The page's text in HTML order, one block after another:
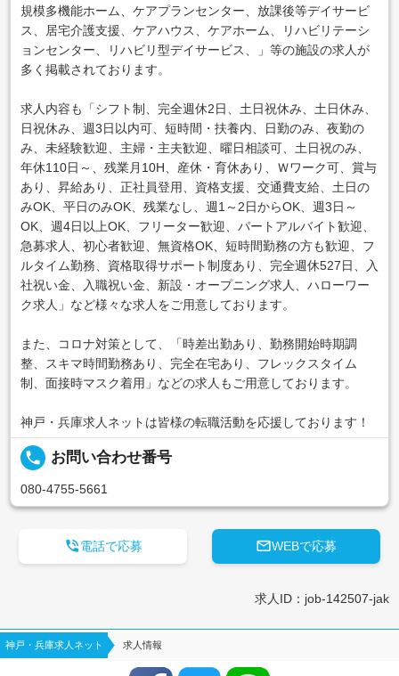
規模多機能ホーム、ケアプランセンター、放課後等デイサービ
ス、居宅介護支援、ケアハウス、ケアホーム、リハビリテーシ
ョンセンター、リハビリ型デイサービス、」等の施設の求人が
多く掲載されております。
求人内容も「シフト制、完全週休2日、土日祝休み、土日休み、
日祝休み、週3日以内可、短時間・扶養内、日勤のみ、夜勤の
み、未経験歓迎、主婦・主夫歓迎、曜日相談可、土日祝のみ、
年休110日～、残業月10H、産休・育休あり、Ｗワーク可、賞与
あり、昇給あり、正社員登用、資格支援、交通費支給、土日の
みOK、平日のみOK、残業なし、週1～2日からOK、週3日～
OK、週4日以上OK、フリーター歓迎、パートアルバイト歓迎、
急募求人、初心者歓迎、無資格OK、短時間勤務の方も歓迎、フ
ルタイム勤務、資格取得サポート制度あり、完全週休527日、入
社祝い金、入職祝い金、新設・オープニング求人、ハローワー
ク求人」など様々な求人をご用意しております。
また、コロナ対策として、「時差出勤あり、勤務開始時期調
整、スキマ時間勤務あり、完全在宅あり、フレックスタイム
制、面接時マスク着用」などの求人もご用意しております。
神戸・兵庫求人ネットは皆様の転職活動を応援しております！
local_phone お問い合わせ番号
080-4755-5661
WEBで応募
電話で応募
求人ID：job-142507-jak
神戸・兵庫求人ネット 求人情報